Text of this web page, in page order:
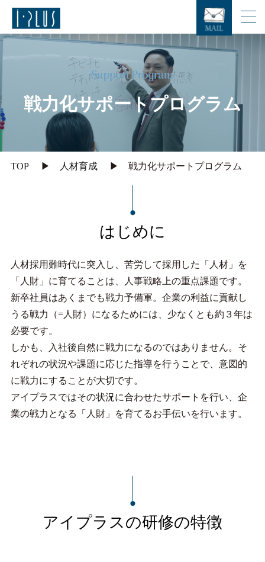
戦力化サポートプログラム
TOP 人材育成 戦力化サポートプログラム
はじめに
人材採用難時代に突入し、苦労して採用した「人材」を
「人財」に育てることは、人事戦略上の重点課題です。
新卒社員はあくまでも戦力予備軍。企業の利益に貢献し
うる戦力（=人財）になるためには、少なくとも約３年は
必要です。
しかも、入社後自然に戦力になるのではありません。そ
れぞれの状況や課題に応じた指導を行うことで、意図的
に戦力にすることが大切です。
アイプラスではその状況に合わせたサポートを行い、企
業の戦力となる「人財」を育てるお手伝いを行います。
アイプラスの研修の特徴